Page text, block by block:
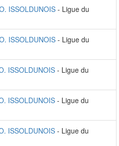
ISSOLDUNOIS - Ligue du
ISSOLDUNOIS - Ligue du
ISSOLDUNOIS - Ligue du
ISSOLDUNOIS - Ligue du
ISSOLDUNOIS - Ligue du